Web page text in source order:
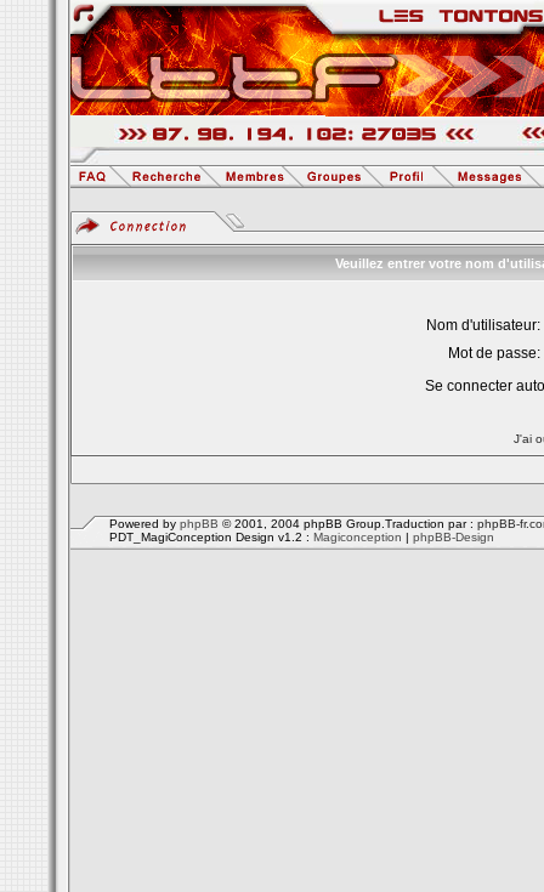
Veuillez entrer votre nom
Nom d'utilisateur:
Mot de passe:
Se connecter
J'ai
Powered by phpBB © 2001, 2004 phpBB Group.Traduction par : phpBB-
PDT_MagiConception Design v1.2 : Magiconception | phpBB-Design